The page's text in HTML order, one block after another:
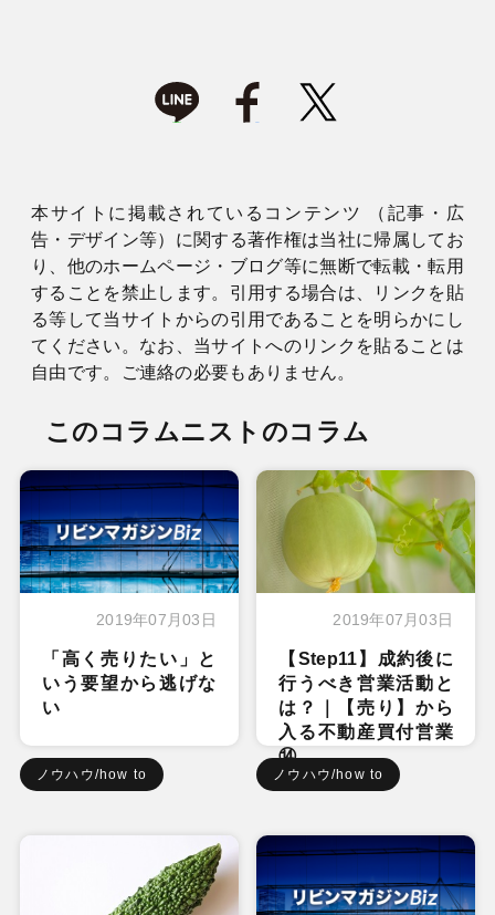
本サイトに掲載されているコンテンツ （記事・広
告・デザイン等）に関する著作権は当社に帰属してお
り、他のホームページ・ブログ等に無断で転載・転用
することを禁止します。引用する場合は、リンクを貼
る等して当サイトからの引用であることを明らかにし
てください。なお、当サイトへのリンクを貼ることは
自由です。ご連絡の必要もありません。
このコラムニストのコラム
2019年07月03日
「高く売りたい」と
いう要望から逃げな
い
ノウハウ/how to
2019年07月03日
【Step11】成約後に
行うべき営業活動と
は？｜【売り】から
入る不動産買付営業
⑭
ノウハウ/how to